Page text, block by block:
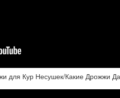
для Кур Несушек/Какие Дрожжи